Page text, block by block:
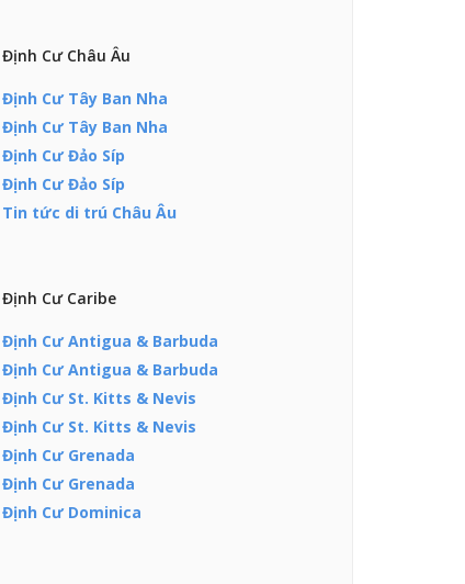
Định Cư Châu Âu
Định Cư Tây Ban Nha
Định Cư Tây Ban Nha
Định Cư Đảo Síp
Định Cư Đảo Síp
Tin tức di trú Châu Âu
Định Cư Caribe
Định Cư Antigua & Barbuda
Định Cư Antigua & Barbuda
Định Cư St. Kitts & Nevis
Định Cư St. Kitts & Nevis
Định Cư Grenada
Định Cư Grenada
Định Cư Dominica